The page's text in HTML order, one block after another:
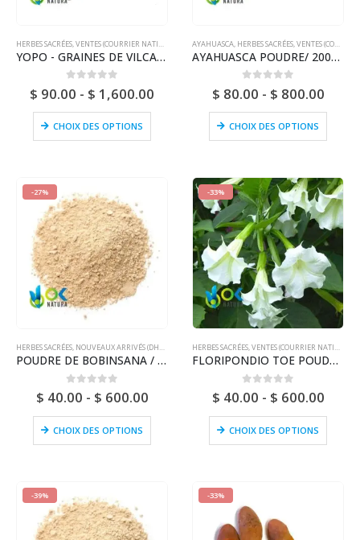
HERBES SACRÉES,VENTES (COURRIER NATIONAL)
YOPO - GRAINES DE VILCA / 200gr à 1kg - (Anadenanthera Peregrina) 100% Pure Naturelle et Biologique
0sur 5
$ 90.00 - $ 1,600.00
CHOIX DES OPTIONS
AYAHUASCA, HERBES SACRÉES,VENTES (COURRIER NATIONAL)
AYAHUASCA POUDRE/ 200gr à 1kg - (Banisteriopsis caapi) / Vigne Ayahuasca - Yage - 100% Pure Naturelle
0sur 5
$ 80.00 - $ 800.00
CHOIX DES OPTIONS
-27%
HERBES SACRÉES, NOUVEAUX ARRIVÉS (DHL OU FEDEX)
POUDRE DE BOBINSANA / 200gr à 1kg - (Calliandra Angustifolia) 100% Pure Naturelle et Biologique FEUILLES et
0sur 5
$ 40.00 - $ 600.00
CHOIX DES OPTIONS
-33%
HERBES SACRÉES,VENTES (COURRIER NATIONAL)
FLORIPONDIO TOE POUDRE / 200gr à 1kg - (Brugmansia Suaveolens) 100% Pure Natural and Organic LEAF
0sur 5
$ 40.00 - $ 600.00
CHOIX DES OPTIONS
-39% -33%